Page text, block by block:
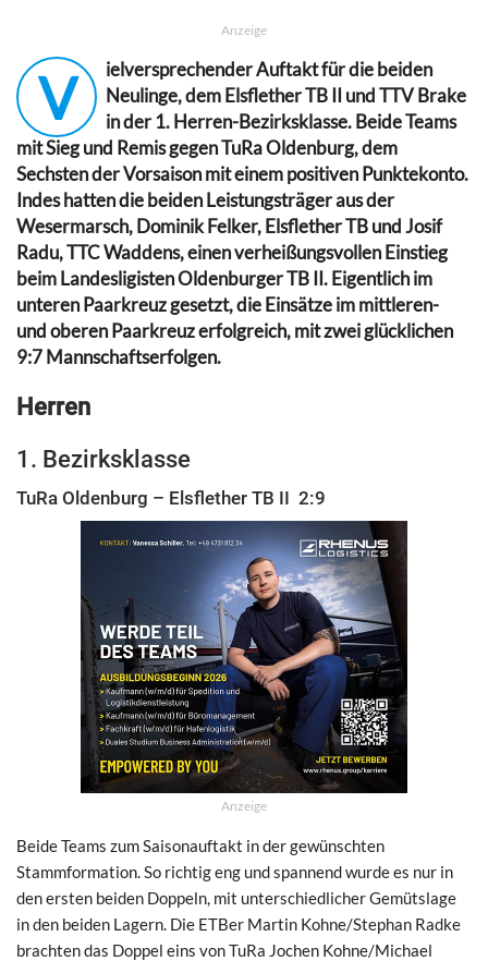
Anzeige
V
ielversprechender Auftakt für die beiden
Neulinge, dem Elsflether TB II und TTV Brake
in der 1. Herren-Bezirksklasse. Beide Teams
mit Sieg und Remis gegen TuRa Oldenburg, dem
Sechsten der Vorsaison mit einem positiven Punktekonto.
Indes hatten die beiden Leistungsträger aus der
Wesermarsch, Dominik Felker, Elsflether TB und Josif
Radu, TTC Waddens, einen verheißungsvollen Einstieg
beim Landesligisten Oldenburger TB II. Eigentlich im
unteren Paarkreuz gesetzt, die Einsätze im mittleren-
und oberen Paarkreuz erfolgreich, mit zwei glücklichen
9:7 Mannschaftserfolgen.
Herren
1. Bezirksklasse
TuRa Oldenburg – Elsflether TB II 2:9
Anzeige
Beide Teams zum Saisonauftakt in der gewünschten
Stammformation. So richtig eng und spannend wurde es nur in
den ersten beiden Doppeln, mit unterschiedlicher Gemütslage
in den beiden Lagern. Die ETBer Martin Kohne/Stephan Radke
brachten das Doppel eins von TuRa Jochen Kohne/Michael